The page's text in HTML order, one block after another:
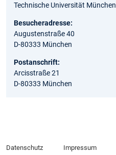
Technische Universität München
Besucheradresse:
Augustenstraße 40
D-80333 München
Postanschrift:
Arcisstraße 21
D-80333 München
Datenschutz Impressum